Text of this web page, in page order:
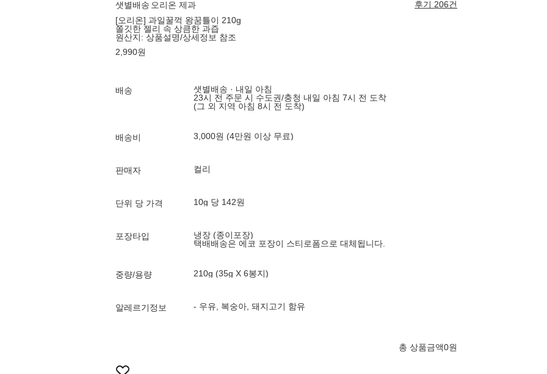
샛별배송 오리온 제과
후기 206건
[오리온] 과일꿀꺽 왕꿈틀이 210g
쫄깃한 젤리 속 상큼한 과즙
원산지: 상품설명/상세정보 참조
2,990원
배송
샛별배송 · 내일 아침
23시 전 주문 시 수도권/충청 내일 아침 7시 전 도착
(그 외 지역 아침 8시 전 도착)
배송비 3,000원 (4만원 이상 무료)
판매자 컬리
단위 당 가격 10g 당 142원
포장타입
냉장 (종이포장)
택배배송은 에코 포장이 스티로폼으로 대체됩니다.
중량/용량 210g (35g X 6봉지)
알레르기정보 - 우유, 복숭아, 돼지고기 함유
총 상품금액0원